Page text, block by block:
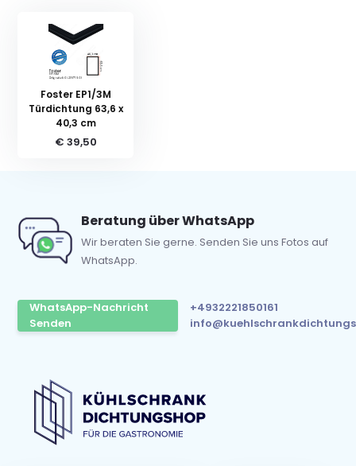
Foster EP1/3M
Türdichtung 63,6 x
40,3 cm
€ 39,50
Beratung über WhatsApp
Wir beraten Sie gerne. Senden Sie uns Fotos auf
WhatsApp.
WhatsApp-Nachricht
Senden
+4932221850161